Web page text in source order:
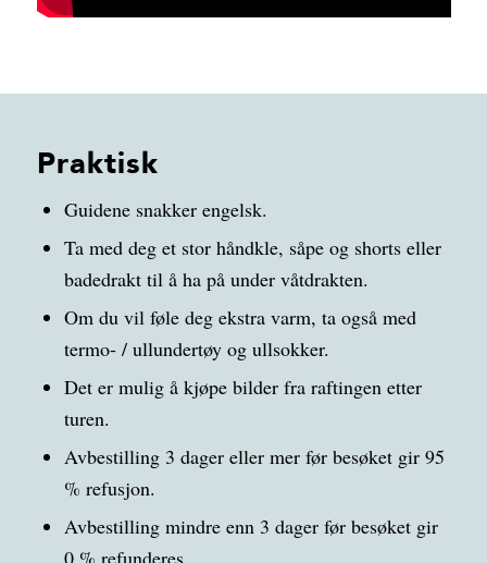
Praktisk
Guidene snakker engelsk.
Ta med deg et stor håndkle, såpe og shorts eller
badedrakt til å ha på under våtdrakten.
Om du vil føle deg ekstra varm, ta også med
termo- / ullundertøy og ullsokker.
Det er mulig å kjøpe bilder fra raftingen etter
turen.
Avbestilling 3 dager eller mer før besøket gir 95
% refusjon.
Avbestilling mindre enn 3 dager før besøket gir